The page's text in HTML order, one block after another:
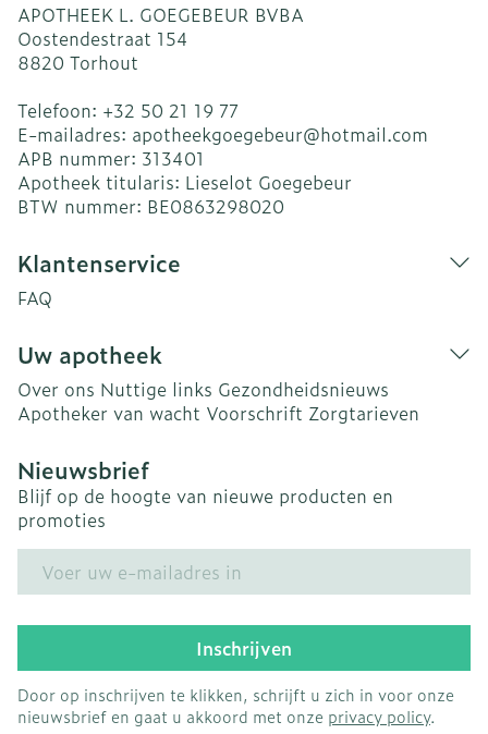
APOTHEEK L. GOEGEBEUR BVBA
Oostendestraat 154
8820 Torhout
Telefoon: +32 50 21 19 77
E-mailadres: apotheekgoegebeur@hotmail.com
APB nummer: 313401
Apotheek titularis: Lieselot Goegebeur
BTW nummer: BE0863298020
Klantenservice
FAQ
Uw apotheek
Over ons Nuttige links Gezondheidsnieuws
Apotheker van wacht Voorschrift Zorgtarieven
Nieuwsbrief
Blijf op de hoogte van nieuwe producten en
promoties
Inschrijven
Door op inschrijven te klikken, schrijft u zich in voor onze
nieuwsbrief en gaat u akkoord met onze privacy policy.